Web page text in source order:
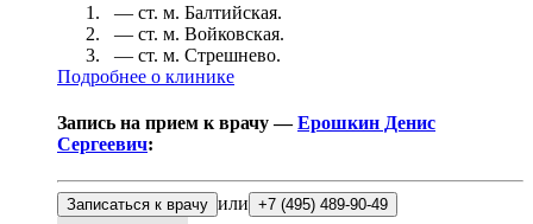
— ст. м. Балтийская.
— ст. м. Войковская.
— ст. м. Стрешнево.
Подробнее о клинике
Запись на прием к врачу —Ерошкин Денис
Сергеевич:
Записаться к врачу или +7 (495) 489-90-49